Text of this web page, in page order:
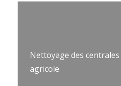
Nettoyage des
agricole